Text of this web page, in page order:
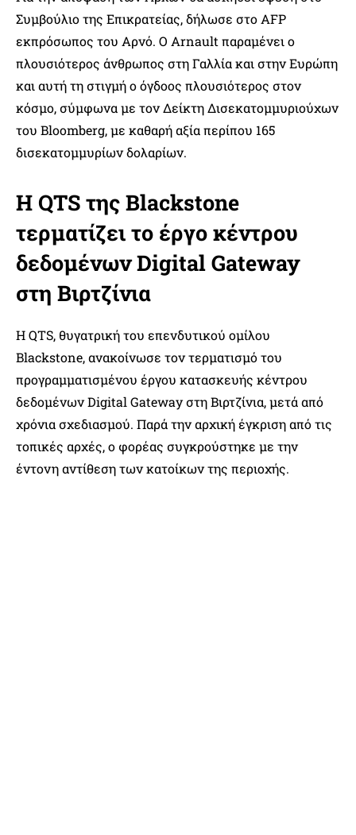
Συμβούλιο της Επικρατείας, δήλωσε στο AFP
εκπρόσωπος του Αρνό. Ο Arnault παραμένει ο
πλουσιότερος άνθρωπος στη Γαλλία και στην Ευρώπη
και αυτή τη στιγμή ο όγδοος πλουσιότερος στον
κόσμο, σύμφωνα με τον Δείκτη Δισεκατομμυριούχων
του Bloomberg, με καθαρή αξία περίπου 165
δισεκατομμυρίων δολαρίων.
Η QTS της Blackstone
τερματίζει το έργο κέντρου
δεδομένων Digital Gateway
στη Βιρτζίνια
Η QTS, θυγατρική του επενδυτικού ομίλου
Blackstone, ανακοίνωσε τον τερματισμό του
προγραμματισμένου έργου κατασκευής κέντρου
δεδομένων Digital Gateway στη Βιρτζίνια, μετά από
χρόνια σχεδιασμού. Παρά την αρχική έγκριση από τις
τοπικές αρχές, ο φορέας συγκρούστηκε με την
έντονη αντίθεση των κατοίκων της περιοχής.